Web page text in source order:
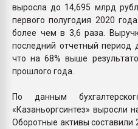
выросла до 14,695 млрд
первого полугодия 2020
более чем в 3,6 раза.
последний отчетный период
что на 68% выше
прошлого года.
По данным
«Казаньоргсинтез» выросли
Оборотные активы составили